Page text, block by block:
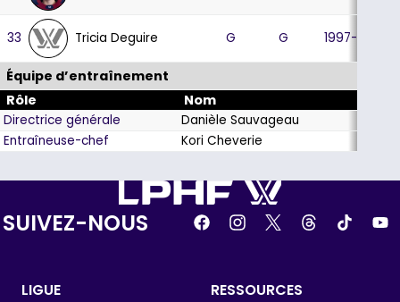
33 Tricia Deguire G G 1997-09-14
Équipe d’entraînement
Rôle
Nom
Directrice générale
Danièle Sauvageau
Entraîneuse-chef
Kori Cheverie
SUIVEZ-NOUS
LIGUE RESSOURCES